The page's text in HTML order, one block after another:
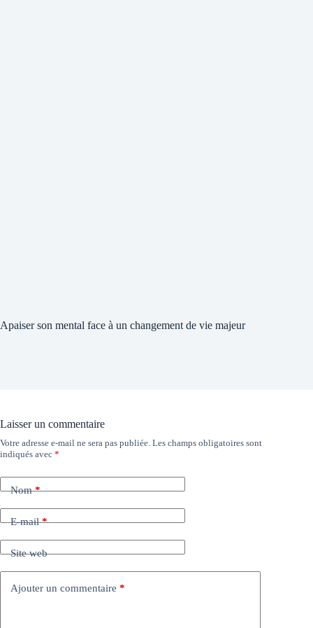
Apaiser son mental face à un changement de vie majeur
Laisser un commentaire
Votre adresse e-mail ne sera pas publiée. Les champs obligatoires sont
indiqués avec *
Nom*
E-mail*
Site web
Ajouter un commentaire *